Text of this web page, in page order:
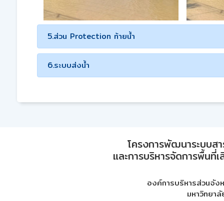
5.ส่วน Protection ท้ายน้ำ
6.ระบบส่งน้ำ
โครงการพัฒนาระบบส
และการบริหารจัดการพื้นที่
องค์การบริหารส่วนจัง
มหาวิทยา